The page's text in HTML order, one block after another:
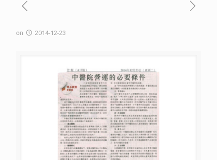
on 2014-12-23